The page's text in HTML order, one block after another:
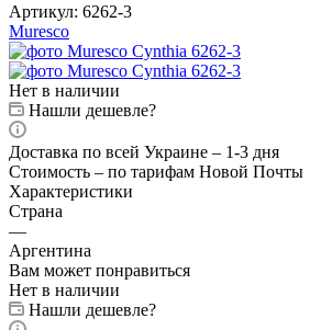
Артикул: 6262-3
Muresco
Нет в наличии
Нашли дешевле?
Доставка по всей Украине – 1-3 дня
Стоимость – по тарифам Новой Почты
Характеристики
Страна
—
Аргентина
Вам может понравиться
Нет в наличии
Нашли дешевле?